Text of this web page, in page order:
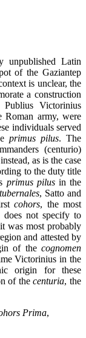
unpublished Latin
of the Gaziantep
is unclear, the
a construction
Victorinius
army, were
individuals served
primus pilus. The
(centurio)
as is the case
to the duty title
primus pilusin the
, Satto and
cohors, the most
does not specify to
was most probably
and attested by
of thecognomen
Victorinius in the
origin for these
of thecenturia, the
Prima,